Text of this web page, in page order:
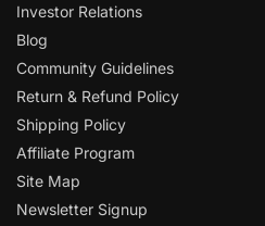
Investor Relations
Blog
Community Guidelines
Return & Refund Policy
Shipping Policy
Affiliate Program
Site Map
Newsletter Signup